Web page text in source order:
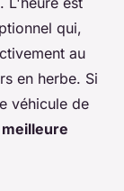
qui,
au
en herbe. Si
véhicule de
meilleure